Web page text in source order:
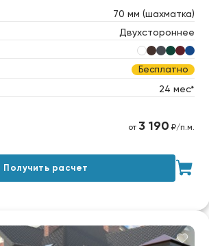
70 мм (шахматка)
Двухстороннее
Бесплатно
24 мес*
от 3 190 ₽/п.м.
Получить расчет